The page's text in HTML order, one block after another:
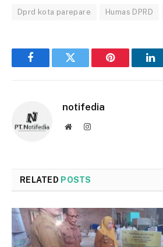
Dprd kota parepare Humas DPRD
FacebookTwitter Pinterest
notifedia
WebsiteInstagram
RELATED POSTS